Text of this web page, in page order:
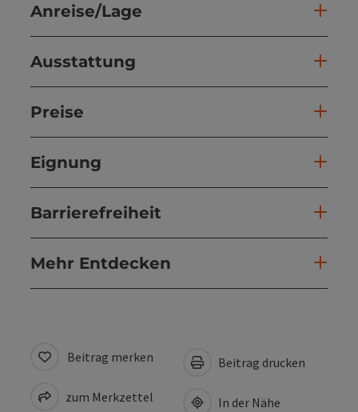
Anreise/Lage
Ausstattung
Preise
Eignung
Barrierefreiheit
Mehr Entdecken
Beitrag merken
zum Merkzettel
Beitrag drucken
In der Nähe